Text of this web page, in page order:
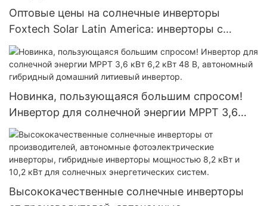
Оптовые цены на солнечные инверторы
Foxtech Solar Latin America: инверторы с
чистой синусоидальной волной, 4 кВт, 6 кВт,
48 В, 120/240 В, автономные солнечные
инверторы.
Новинка, пользующаяся большим спросом!
Инвертор для солнечной энергии MPPT 3,6
кВт 6,2 кВт 48 В, автономный гибридный
домашний литиевый инвертор.
Высококачественные солнечные инверторы